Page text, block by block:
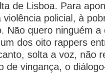
de Lisboa. Para
policial, à
Não quero ninguém
dos oito rappers
solta a voz, não
de vingança, o